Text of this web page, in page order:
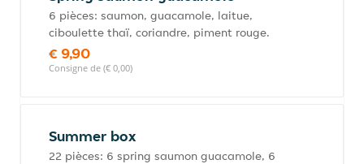
6 pièces: saumon, guacamole, laitue,
ciboulette thaï, coriandre, piment rouge.
€ 9,90
Consigne de (€ 0,00)
Summer box
22 pièces: 6 spring saumon guacamole, 6